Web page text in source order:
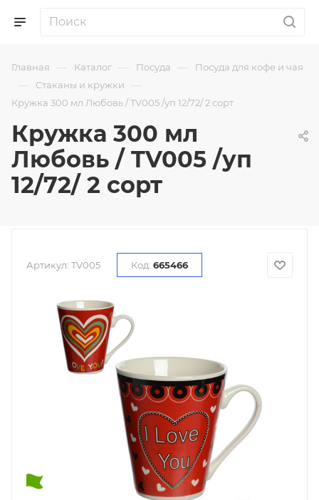
Главная — Каталог — Посуда — Посуда для кофе и чая
— Стаканы и кружки —
Кружка 300 мл Любовь / TV005 /уп 12/72/ 2 сорт
Кружка 300 мл
Любовь / TV005 /уп
12/72/ 2 сорт
Артикул: TV005 Код: 665466